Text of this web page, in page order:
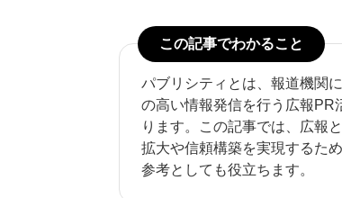
この記事でわかること
パブリシティとは、報道機関
の高い情報発信を行う広報PR
ります。この記事では、広報
拡大や信頼構築を実現するた
参考としても役立ちます。